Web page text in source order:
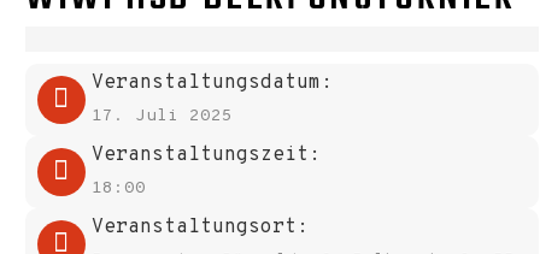
Veranstaltungsdatum:
17. Juli 2025
Veranstaltungszeit:
18:00
Veranstaltungsort: